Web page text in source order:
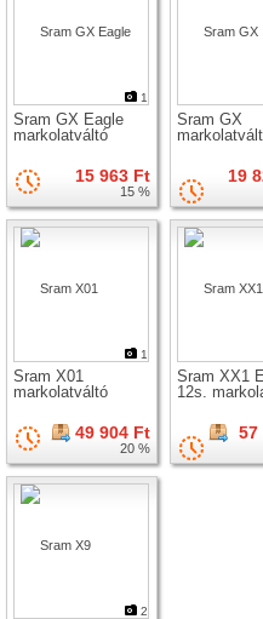
1
Sram GX Eagle
markolatváltó
15 963 Ft
15 %
Sram GX
19
1
Sram X01
markolatváltó
49 904 Ft
20 %
Sram XX1
12s.
57
2